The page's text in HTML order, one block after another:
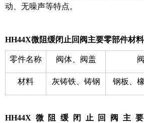
动、无噪声等特点。
HH44X微阻缓闭止回阀主要零部件材料
零件名称 阀体、阀盖
材料 灰铸铁、铸钢 钢板、
HH44X微阻缓闭止回阀主